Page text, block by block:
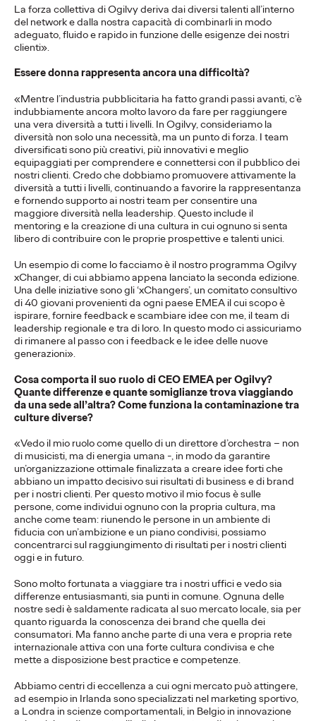
La forza collettiva di Ogilvy deriva dai diversi talenti all’interno
del network e dalla nostra capacità di combinarli in modo
adeguato, fluido e rapido in funzione delle esigenze dei nostri
clienti».
Essere donna rappresenta ancora una difficoltà?
«Mentre l’industria pubblicitaria ha fatto grandi passi avanti, c’è
indubbiamente ancora molto lavoro da fare per raggiungere
una vera diversità a tutti i livelli. In Ogilvy, consideriamo la
diversità non solo una necessità, ma un punto di forza. I team
diversificati sono più creativi, più innovativi e meglio
equipaggiati per comprendere e connettersi con il pubblico dei
nostri clienti. Credo che dobbiamo promuovere attivamente la
diversità a tutti i livelli, continuando a favorire la rappresentanza
e fornendo supporto ai nostri team per consentire una
maggiore diversità nella leadership. Questo include il
mentoring e la creazione di una cultura in cui ognuno si senta
libero di contribuire con le proprie prospettive e talenti unici.
Un esempio di come lo facciamo è il nostro programma Ogilvy
xChanger, di cui abbiamo appena lanciato la seconda edizione.
Una delle iniziative sono gli ‘xChangers’, un comitato consultivo
di 40 giovani provenienti da ogni paese EMEA il cui scopo è
ispirare, fornire feedback e scambiare idee con me, il team di
leadership regionale e tra di loro. In questo modo ci assicuriamo
di rimanere al passo con i feedback e le idee delle nuove
generazioni».
Cosa comporta il suo ruolo di CEO EMEA per Ogilvy?
Quante differenze e quante somiglianze trova viaggiando
da una sede all’altra? Come funziona la contaminazione tra
culture diverse?
«Vedo il mio ruolo come quello di un direttore d’orchestra – non
di musicisti, ma di energia umana -, in modo da garantire
un’organizzazione ottimale finalizzata a creare idee forti che
abbiano un impatto decisivo sui risultati di business e di brand
per i nostri clienti. Per questo motivo il mio focus è sulle
persone, come individui ognuno con la propria cultura, ma
anche come team: riunendo le persone in un ambiente di
fiducia con un’ambizione e un piano condivisi, possiamo
concentrarci sul raggiungimento di risultati per i nostri clienti
oggi e in futuro.
Sono molto fortunata a viaggiare tra i nostri uffici e vedo sia
differenze entusiasmanti, sia punti in comune. Ognuna delle
nostre sedi è saldamente radicata al suo mercato locale, sia per
quanto riguarda la conoscenza dei brand che quella dei
consumatori. Ma fanno anche parte di una vera e propria rete
internazionale attiva con una forte cultura condivisa e che
mette a disposizione best practice e competenze.
Abbiamo centri di eccellenza a cui ogni mercato può attingere,
ad esempio in Irlanda sono specializzati nel marketing sportivo,
a Londra in scienze comportamentali, in Belgio in innovazione
Press Team 29/12/2025
Irresponsabili Una campagna per inaugurare il 2026 nel segno
della partecipazione e della pace
COMUNICATI STAMPA
Ogilvy rafforza la
leadership Social &
Influence EMEA con
tre nomine chiave.
Press Team 05/12/2025
Imogen Coles nominata Head of Influence, EMEA; Rachel
Porter Head of Influence Strategy, EMEA;…
More→
LEGGI
Una ricerca per
trasformare
l'informazione in
fiducia.
Data Analytics e Strategy Team 25/11/2025
In occasione della giornata internazionale per l'eliminazione
della violenza contro le donne, Ogilvy pubblica una ricerca sui
CAV e sul numero 1522.
More→
LEGGI
Earning a Place in